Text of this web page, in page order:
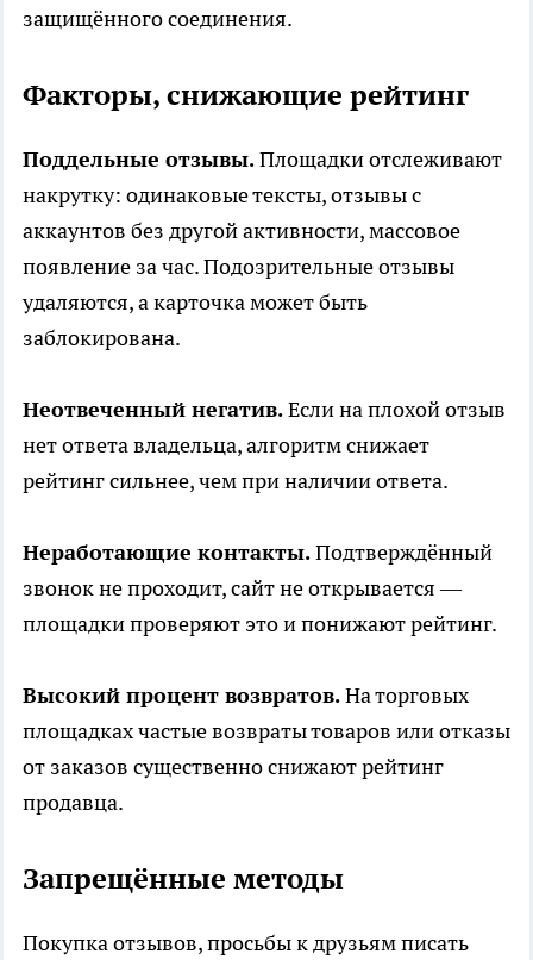
защищённого соединения.
Факторы, снижающие рейтинг
Поддельные отзывы.Площадки отслеживают
накрутку: одинаковые тексты, отзывы с
аккаунтов без другой активности, массовое
появление за час. Подозрительные отзывы
удаляются, а карточка может быть
заблокирована.
Неотвеченный негатив.Если на плохой отзыв
нет ответа владельца, алгоритм снижает
рейтинг сильнее, чем при наличии ответа.
Неработающие контакты.Подтверждённый
звонок не проходит, сайт не открывается —
площадки проверяют это и понижают рейтинг.
Высокий процент возвратов.На торговых
площадках частые возвраты товаров или отказы
от заказов существенно снижают рейтинг
продавца.
Запрещённые методы
Покупка отзывов, просьбы к друзьям писать